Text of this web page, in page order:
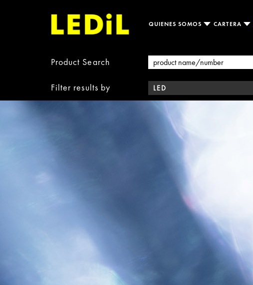
QUIENES SOMOS CARTERA
Product Search
Filter results by LED